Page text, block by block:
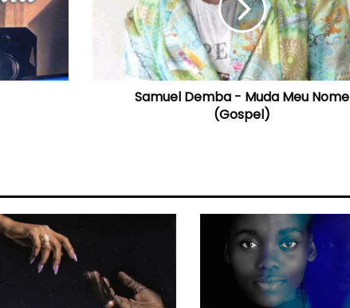
(Gospel)
Samuel Demba - Muda Meu Nome
(Gospel)